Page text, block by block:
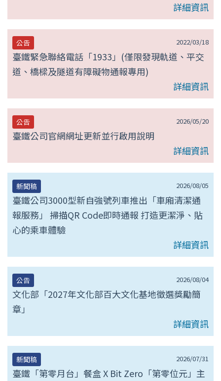
詳細資訊
2022/03/18
公告
臺鐵緊急聯絡電話「1933」(僅限發現軌道、平交
道、橋樑及隧道有障礙物通報專用)
詳細資訊
2026/05/20
公告
臺鐵公司官網網址更新並行啟用說明
詳細資訊
2026/08/05
新聞稿
臺鐵公司3000型新自強號列車推出「車廂清潔通
報服務」 掃描QR Code即時通報 打造更潔淨、貼
心的乘車體驗
詳細資訊
2026/08/04
公告
文化部「2027年文化部百大文化基地徵選獎勵簡
章」
詳細資訊
2026/07/31
新聞稿
臺鐵「第零月台」餐盒 X Bit Zero「第零位元」主